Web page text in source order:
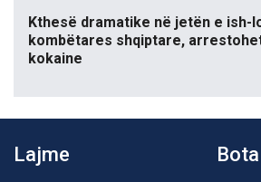
Kthesë dramatike në jetën e ish-
kombëtares shqiptare,
kokaine
Lajme Bota